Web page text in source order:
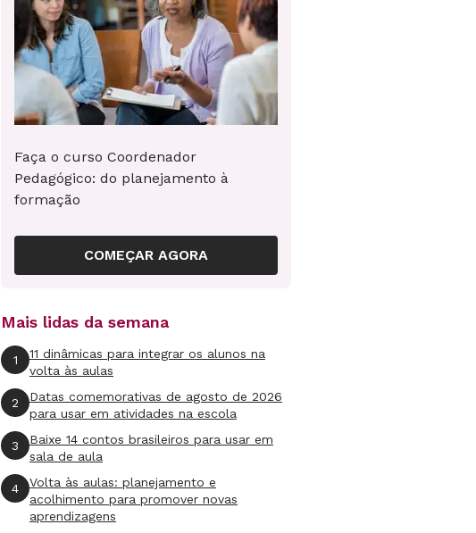
Faça o curso Coordenador
Pedagógico: do planejamento à
formação
COMEÇAR AGORA
Mais lidas da semana
1
11 dinâmicas para integrar os alunos na
volta às aulas
2
Datas comemorativas de agosto de 2026
para usar em atividades na escola
3
Baixe 14 contos brasileiros para usar em
sala de aula
4
Volta às aulas: planejamento e
acolhimento para promover novas
aprendizagens